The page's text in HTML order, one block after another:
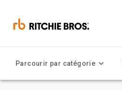
Parcourir par catégorie